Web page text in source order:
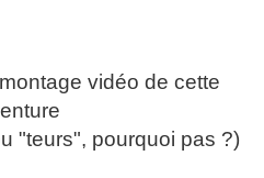
vidéo de cette
"teurs", pourquoi pas ?)